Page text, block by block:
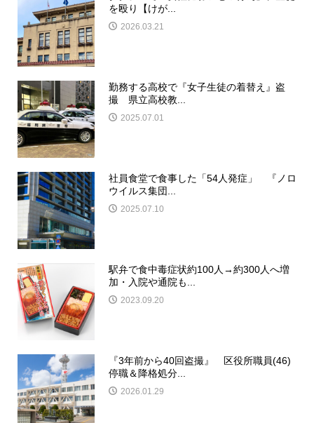
を殴り【けが...
2026.03.21
勤務する高校で『女子生徒の着替え』盗
撮 県立高校教...
2025.07.01
社員食堂で食事した「54人発症」 『ノロ
ウイルス集団...
2025.07.10
駅弁で食中毒症状約100人→約300人へ増
加・入院や通院も...
2023.09.20
『3年前から40回盗撮』 区役所職員(46)
停職＆降格処分...
2026.01.29